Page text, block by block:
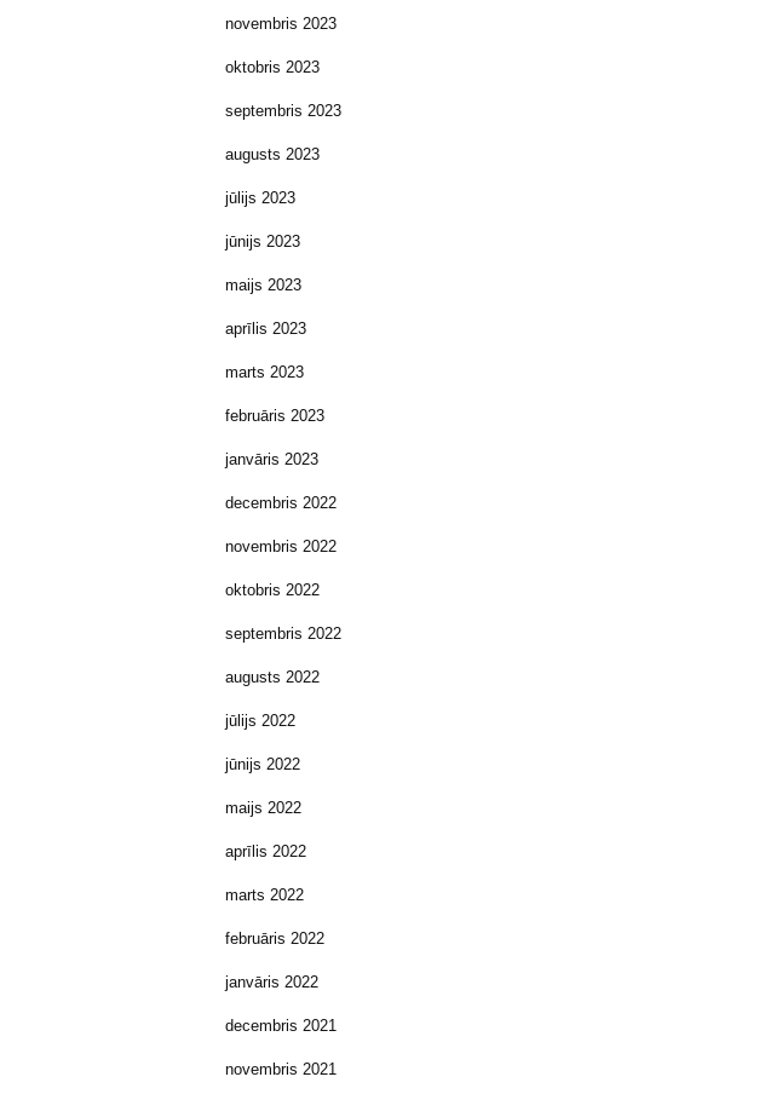
novembris 2023
oktobris 2023
septembris 2023
augusts 2023
jūlijs 2023
jūnijs 2023
maijs 2023
aprīlis 2023
marts 2023
februāris 2023
janvāris 2023
decembris 2022
novembris 2022
oktobris 2022
septembris 2022
augusts 2022
jūlijs 2022
jūnijs 2022
maijs 2022
aprīlis 2022
marts 2022
februāris 2022
janvāris 2022
decembris 2021
novembris 2021